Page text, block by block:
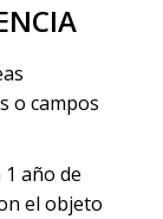
o campos
1 año de
el objeto